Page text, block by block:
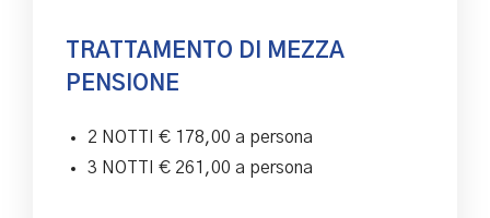
TRATTAMENTO DI MEZZA
PENSIONE
2 NOTTI € 178,00 a persona
3 NOTTI € 261,00 a persona